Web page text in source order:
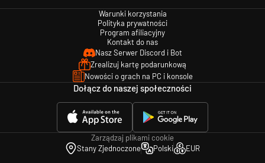
Warunki korzystania
Polityka prywatności
Program afiliacyjny
Kontakt do nas
Nasz Serwer Discord i Bot
Zrealizuj kartę podarunkową
Nowości o grach na PC i konsole
Dołącz do naszej społeczności
Zarządzaj plikami cookie
Stany Zjednoczone
Polski EUR